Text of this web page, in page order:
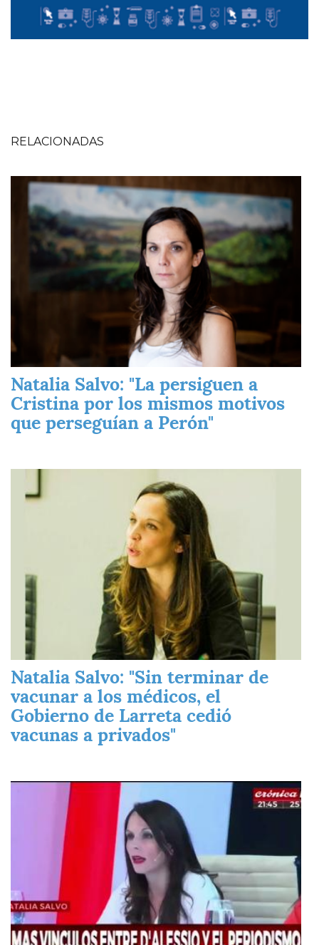
RELACIONADAS
Imagen
Natalia Salvo: "La persiguen a
Cristina por los mismos motivos
que perseguían a Perón"
Natalia Salvo: "Sin terminar de
vacunar a los médicos, el
Gobierno de Larreta cedió
vacunas a privados"